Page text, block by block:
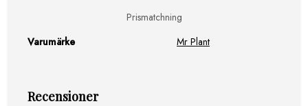
Prismatchning
Varumärke
Mr Plant
Recensioner